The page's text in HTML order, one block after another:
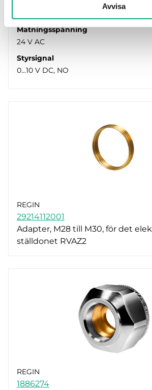
Avvisa
Matningsspänning
24 V AC
Styrsignal
0...10 V DC, NO
REGIN
29214112001
Adapter, M28 till M30, för det
ställdonet RVAZ2
REGIN
1886274